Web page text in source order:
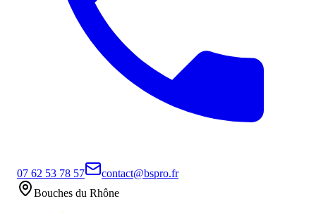
07 62 53 78 57
contact@bspro.fr
Bouches du Rhône